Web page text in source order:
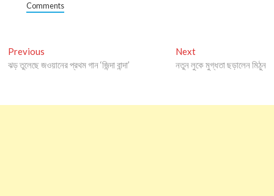
Comments
Post
navigation
Previous
post:
ঝড় তুলেছে জওয়ানের প্রথম গান ‘জিন্দা বান্দা’
NextNext
post:
নতুন লুকে মুগ্ধতা ছড়ালেন মিঠুন